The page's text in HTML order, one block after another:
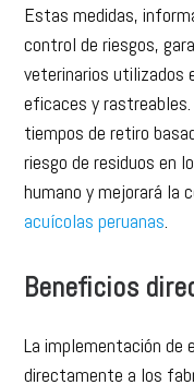
Estas medidas,
control de riesgos,
veterinarios utilizados
eficaces y
tiempos de retiro
riesgo de residuos en
humano y mejorará la
acuícolas peruanas.
Beneficios
La implementación de
directamente a los